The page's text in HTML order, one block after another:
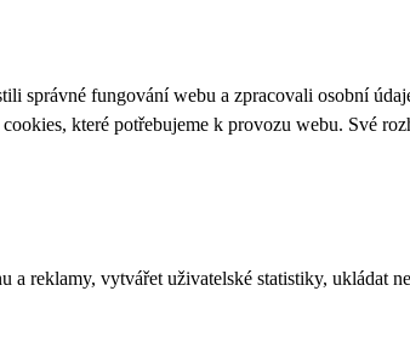
správné fungování webu a zpracovali osobní
které potřebujeme k provozu webu. Své
reklamy, vytvářet uživatelské statistiky, ukládat